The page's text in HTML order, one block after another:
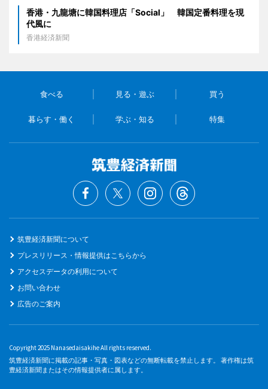
香港・九龍塘に韓国料理店「Social」 韓国定番料理を現
代風に
香港経済新聞
食べる 見る・遊ぶ 買う
暮らす・働く 学ぶ・知る 特集
筑豊経済新聞について
プレスリリース・情報提供はこちらから
アクセスデータの利用について
お問い合わせ
広告のご案内
Copyright 2025 Nanasedaisakihe All rights reserved.
筑豊経済新聞に掲載の記事・写真・図表などの無断転載を禁止します。 著作権は筑
豊経済新聞またはその情報提供者に属します。